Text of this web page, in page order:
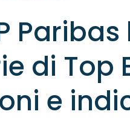
di Top
e